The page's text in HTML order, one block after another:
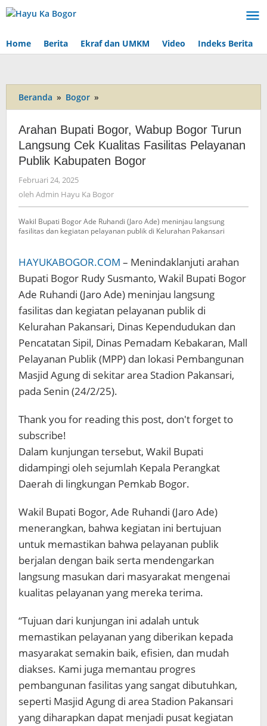
Lewati
ke
Home
Berita Ekraf dan UMKM Video Indeks Berita
Beranda » Bogor »
Bupati
Wabup
Bogor
Turun
Kualitas
Fasilitas
Pelayanan
Publik
Bogor
Arahan Bupati Bogor, Wabup Bogor Turun
Langsung Cek Kualitas Fasilitas Pelayanan
Publik Kabupaten Bogor
Februari 24, 2025
Admin
Hayu
Bogor
oleh Admin Hayu Ka Bogor
Wakil Bupati Bogor Ade Ruhandi (Jaro Ade) meninjau langsung
fasilitas dan kegiatan pelayanan publik di Kelurahan Pakansari
HAYUKABOGOR.COM – Menindaklanjuti arahan
Bupati Bogor Rudy Susmanto, Wakil Bupati Bogor
Ade Ruhandi (Jaro Ade) meninjau langsung
fasilitas dan kegiatan pelayanan publik di
Kelurahan Pakansari, Dinas Kependudukan dan
Pencatatan Sipil, Dinas Pemadam Kebakaran, Mall
Pelayanan Publik (MPP) dan lokasi Pembangunan
Masjid Agung di sekitar area Stadion Pakansari,
pada Senin (24/2/25).
Thank you for reading this post, don't forget to
subscribe!
Dalam kunjungan tersebut, Wakil Bupati
didampingi oleh sejumlah Kepala Perangkat
Daerah di lingkungan Pemkab Bogor.
Wakil Bupati Bogor, Ade Ruhandi (Jaro Ade)
menerangkan, bahwa kegiatan ini bertujuan
untuk memastikan bahwa pelayanan publik
berjalan dengan baik serta mendengarkan
langsung masukan dari masyarakat mengenai
kualitas pelayanan yang mereka terima.
“Tujuan dari kunjungan ini adalah untuk
memastikan pelayanan yang diberikan kepada
masyarakat semakin baik, efisien, dan mudah
diakses. Kami juga memantau progres
pembangunan fasilitas yang sangat dibutuhkan,
seperti Masjid Agung di area Stadion Pakansari
yang diharapkan dapat menjadi pusat kegiatan